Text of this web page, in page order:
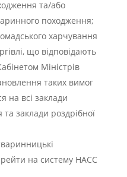
та/або
походження;
харчування
що відповідають
Міністрів
таких вимог
на всі заклади
заклади роздрібної
на систему HACC